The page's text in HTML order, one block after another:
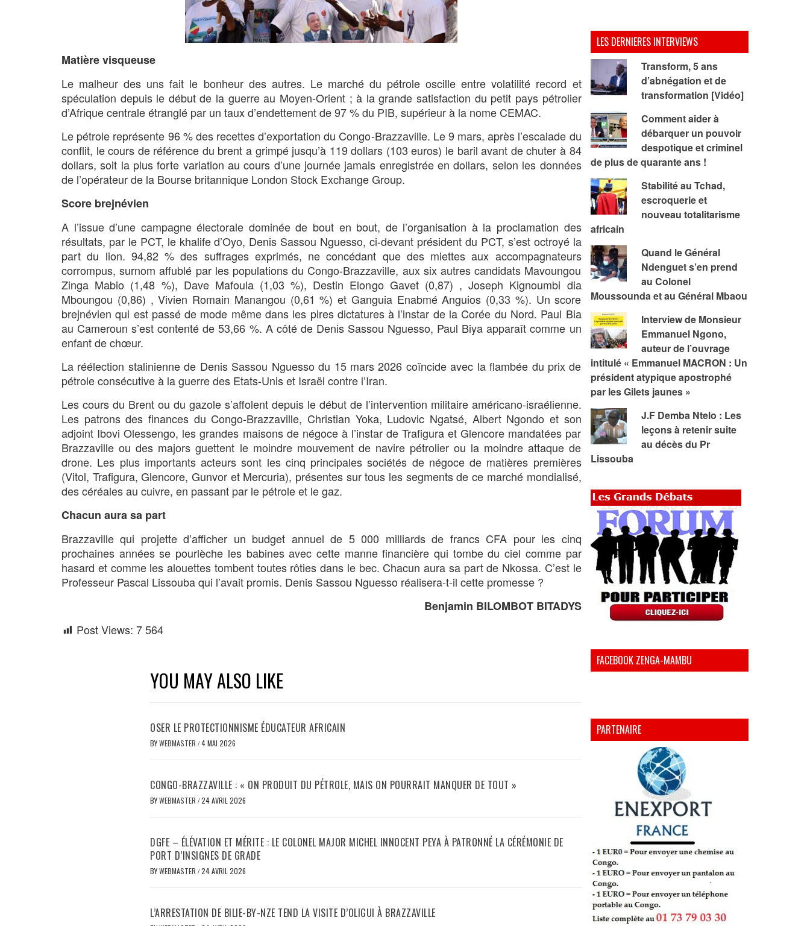
Matière visqueuse
Le malheur des uns fait le bonheur des autres. Le marché du pétrole oscille entre volatilité record et
spéculation depuis le début de la guerre au Moyen-Orient ; à la grande satisfaction du petit pays pétrolier
d’Afrique centrale étranglé par un taux d’endettement de 97 % du PIB, supérieur à la nome CEMAC.
Le pétrole représente 96 % des recettes d’exportation du Congo-Brazzaville. Le 9 mars, après l’escalade du
conflit, le cours de référence du brent a grimpé jusqu’à 119 dollars (103 euros) le baril avant de chuter à 84
dollars, soit la plus forte variation au cours d’une journée jamais enregistrée en dollars, selon les données
de l’opérateur de la Bourse britannique London Stock Exchange Group.
Score brejnévien
A l’issue d’une campagne électorale dominée de bout en bout, de l’organisation à la proclamation des
résultats, par le PCT, le khalife d’Oyo, Denis Sassou Nguesso, ci-devant président du PCT, s’est octroyé la
part du lion. 94,82 % des suffrages exprimés, ne concédant que des miettes aux accompagnateurs
corrompus, surnom affublé par les populations du Congo-Brazzaville, aux six autres candidats Mavoungou
Zinga Mabio (1,48 %), Dave Mafoula (1,03 %), Destin Elongo Gavet (0,87) , Joseph Kignoumbi dia
Mboungou (0,86) , Vivien Romain Manangou (0,61 %) et Ganguia Enabmé Anguios (0,33 %). Un score
brejnévien qui est passé de mode même dans les pires dictatures à l’instar de la Corée du Nord. Paul Bia
au Cameroun s’est contenté de 53,66 %. A côté de Denis Sassou Nguesso, Paul Biya apparaît comme un
enfant de chœur.
La réélection stalinienne de Denis Sassou Nguesso du 15 mars 2026 coïncide avec la flambée du prix de
pétrole consécutive à la guerre des Etats-Unis et Israël contre l’Iran.
Les cours du Brent ou du gazole s’affolent depuis le début de l’intervention militaire américano-israélienne.
Les patrons des finances du Congo-Brazzaville, Christian Yoka, Ludovic Ngatsé, Albert Ngondo et son
adjoint Ibovi Olessengo, les grandes maisons de négoce à l’instar de Trafigura et Glencore mandatées par
Brazzaville ou des majors guettent le moindre mouvement de navire pétrolier ou la moindre attaque de
drone. Les plus importants acteurs sont les cinq principales sociétés de négoce de matières premières
(Vitol, Trafigura, Glencore, Gunvor et Mercuria), présentes sur tous les segments de ce marché mondialisé,
des céréales au cuivre, en passant par le pétrole et le gaz.
Chacun aura sa part
Brazzaville qui projette d’afficher un budget annuel de 5 000 milliards de francs CFA pour les cinq
prochaines années se pourlèche les babines avec cette manne financière qui tombe du ciel comme par
hasard et comme les alouettes tombent toutes rôties dans le bec. Chacun aura sa part de Nkossa. C’est le
Professeur Pascal Lissouba qui l’avait promis. Denis Sassou Nguesso réalisera-t-il cette promesse ?
Benjamin BILOMBOT BITADYS
Post Views: 7 564
YOU MAY ALSO LIKE
OSER LE PROTECTIONNISME ÉDUCATEUR AFRICAIN
BYWEBMASTER /4 MAI 2026
CONGO-BRAZZAVILLE : « ON PRODUIT DU PÉTROLE, MAIS ON POURRAIT MANQUER DE TOUT »
BYWEBMASTER /24 AVRIL 2026
DGFE – ÉLÉVATION ET MÉRITE : LE COLONEL MAJOR MICHEL INNOCENT PEYA À PATRONNÉ LA CÉRÉMONIE DE
PORT D’INSIGNES DE GRADE
BYWEBMASTER /24 AVRIL 2026
L’ARRESTATION DE BILIE-BY-NZE TEND LA VISITE D’OLIGUI À BRAZZAVILLE
LES DERNIERES INTERVIEWS
Transform, 5 ans
d’abnégation et de
transformation [Vidéo]
Comment aider à
débarquer un pouvoir
despotique et criminel
de plus de quarante ans !
Stabilité au Tchad,
escroquerie et
nouveau totalitarisme
africain
Quand le Général
Ndenguet s’en prend
au Colonel
Moussounda et au Général Mbaou
Interview de Monsieur
Emmanuel Ngono,
auteur de l’ouvrage
intitulé « Emmanuel MACRON : Un
président atypique apostrophé
par les Gilets jaunes »
J.F Demba Ntelo : Les
leçons à retenir suite
au décès du Pr
Lissouba
FACEBOOK ZENGA-MAMBU
PARTENAIRE